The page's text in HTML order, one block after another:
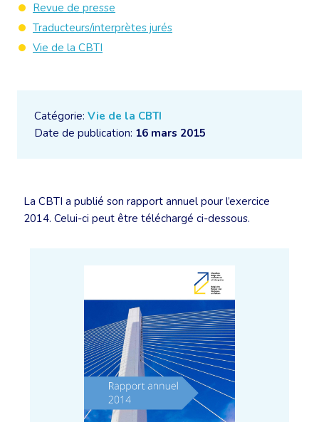
Catégorie: Vie de la CBTI
Date de publication: 16 mars 2015
La CBTI a publié son rapport annuel pour l’exercice
2014. Celui-ci peut être téléchargé ci-dessous.
Revue de presse
Traducteurs/interprètes jurés
Vie de la CBTI